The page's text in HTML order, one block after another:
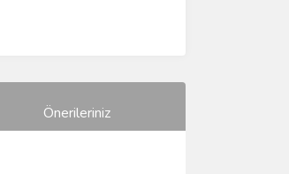
Önerileriniz